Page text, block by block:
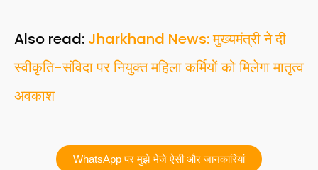
Also read: Jharkhand News: मुख्यमंत्री ने दी
स्वीकृति-संविदा पर नियुक्त महिला कर्मियों को मिलेगा मातृत्व
अवकाश
WhatsApp पर मुझे भेजे ऐसी और जानकारियां